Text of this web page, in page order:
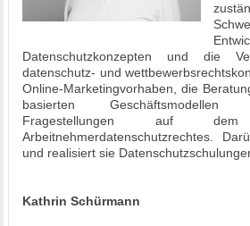
Datenschutzkonzepten und die
datenschutz- und
Online-Marketingvorhaben, die
basierten
Fragestellungen auf
Arbeitnehmerdatenschutzrechtes.
und realisiert sie
Kathrin Schürmann